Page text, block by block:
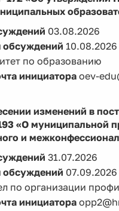
03.08.2026
обсуждений 10.08.2026
по образованию
инициатораoev-
изменений в
«О муниципальной
и
31.07.2026
обсуждений 07.09.2026
по организации
инициатора